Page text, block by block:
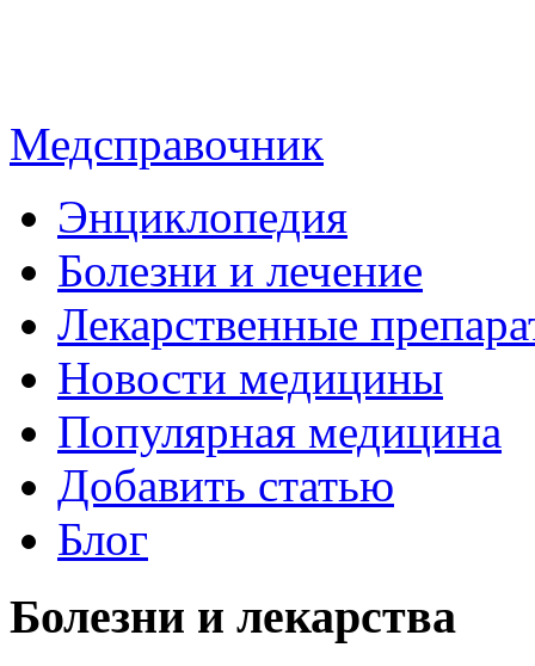
Медсправочник
Энциклопедия
Болезни и лечение
Лекарственные
Новости медицины
Популярная медицина
Добавить статью
Блог
Болезни и лекарства